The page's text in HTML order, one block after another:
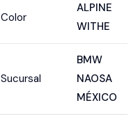
Color
ALPINE
WITHE
Sucursal
BMW
NAOSA
MÉXICO